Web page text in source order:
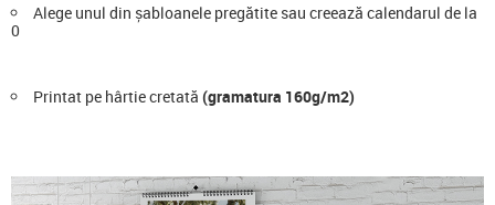
Alege unul din șabloanele pregătite sau creează calendarul de la
0
Printat pe hârtie cretată (gramatura 160g/m2)